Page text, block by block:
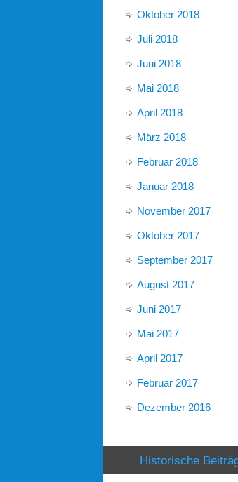
Oktober 2018
Juli 2018
Juni 2018
Mai 2018
April 2018
März 2018
Februar 2018
Januar 2018
November 2017
Oktober 2017
September 2017
August 2017
Juni 2017
Mai 2017
April 2017
Februar 2017
Dezember 2016
Historische